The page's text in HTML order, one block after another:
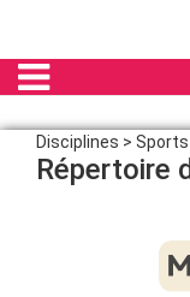
Disciplines >
Répertoire